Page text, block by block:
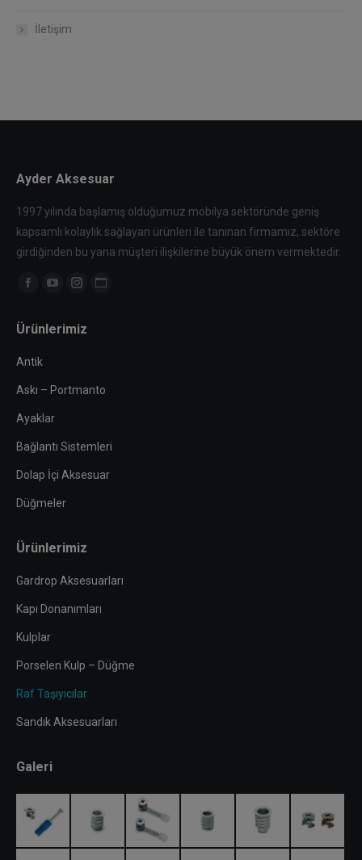
İletişim
Ayder Aksesuar
1997 yılında başlamış olduğumuz mobilya sektöründe geniş
kapsamlı kolaylık sağlayan ürünleri ile tanınan firmamız, sektöre
girdiğinden bu yana müşteri ilişkilerine büyük önem vermektedir.
Find us on:
Facebook
opens
in
window
YouTube
opens
window
Instagram
opens
window
Website
window
Ürünlerimiz
Antik
Askı – Portmanto
Ayaklar
Bağlantı Sistemleri
Dolap İçi Aksesuar
Düğmeler
Ürünlerimiz
Gardrop Aksesuarları
Kapı Donanımları
Kulplar
Porselen Kulp – Düğme
Raf Taşıyıcılar
Sandık Aksesuarları
Galeri